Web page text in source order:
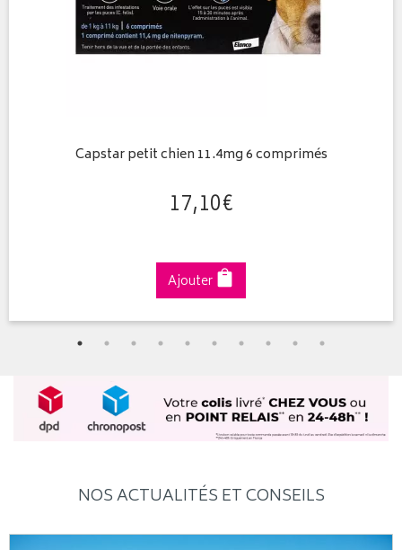
Capstar petit chien 11.4mg 6 comprimés
17,10€
Ajouter
NOS ACTUALITÉS ET CONSEILS